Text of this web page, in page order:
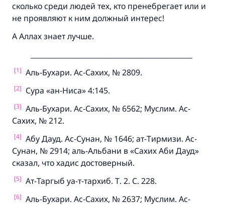
сколько среди людей тех, кто пренебрегает или и
не проявляют к ним должный интерес!
А Аллах знает лучше.
[1] Аль-Бухари. Ас-Сахих, № 2809.
[2] Сура «ан-Ниса» 4:145.
[3] Аль-Бухари. Ас-Сахих, № 6562; Муслим. Ас-
Сахих, № 212.
[4] Абу Дауд. Ас-Сунан, № 1646; ат-Тирмизи. Ас-
Сунан, № 2914; аль-Альбани в «Сахих Аби Дауд»
сказал, что хадис достоверный.
[5] Ат-Таргыб уа-т-тархиб. Т. 2. С. 228.
[6] Аль-Бухари. Ас-Сахих, № 2637; Муслим. Ас-